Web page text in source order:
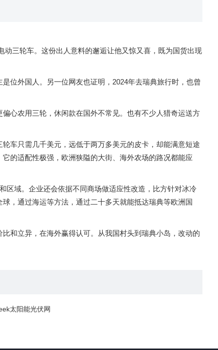
三轮车。这份出人意料的邂逅让他又惊又喜，既为国货出现
外国人。另一位网友也证明，2024年去瑞典旅行时，也曾
农用三轮，休闲款在国外不常见。也有不少人猎奇运送方
只需几千美元，远低于两万多美元的皮卡，却能满意短途
的适配性极强，欧洲狭隘的大街、海外农场的路况都能应
域。企业还会依据不同商场做适应性改造，比方针对冰冷
，通过海运等方法，通过二十多天就能抵达瑞典等欧洲国
立异，在海外赢得认可。从我国村头到瑞典小岛，改动的
太阳能光伏网